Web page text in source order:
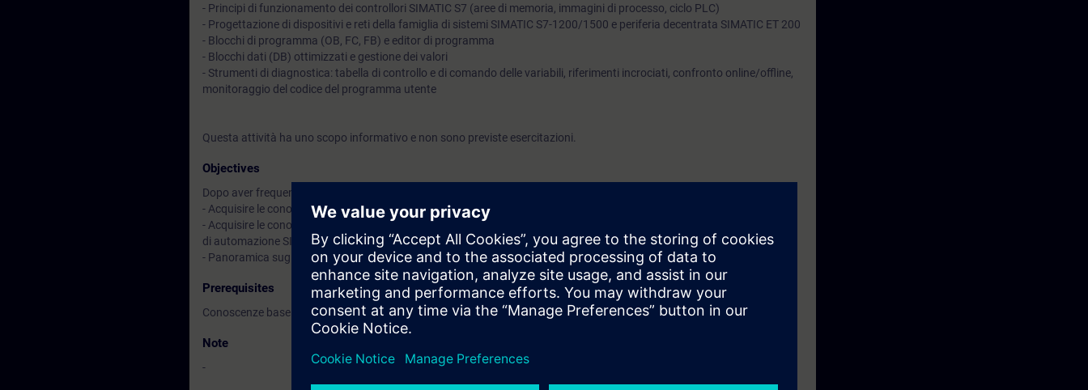
- Principi di funzionamento dei controllori SIMATIC S7 (aree di memoria, immagini di processo, ciclo PLC)
- Progettazione di dispositivi e reti della famiglia di sistemi SIMATIC S7-1200/1500 e periferia decentrata SIMATIC ET 200
- Blocchi di programma (OB, FC, FB) e editor di programma
- Blocchi dati (DB) ottimizzati e gestione dei valori
- Strumenti di diagnostica: tabella di controllo e di comando delle variabili, riferimenti incrociati, confronto online/offline,
monitoraggio del codice del programma utente
Questa attività ha uno scopo informativo e non sono previste esercitazioni.
Objectives
Dopo aver frequentato il corso sarai in grado di:
- Acquisire le conoscenze sulle potenzialità della piattaforma di sviluppo TIA Portal
- Acquisire le conoscenze sugli strumenti necessari per la progettazione e programmazione dei componenti del sistema
di automazione SIMATIC S7-1500 con TIA Portal
- Panoramica sugli strumenti per eseguire una messa in servizio dei componenti TIA
Prerequisites
Conoscenze base sui sistemi di automazione SIMATIC S7-300/400 o di altri vendor.
Note
-